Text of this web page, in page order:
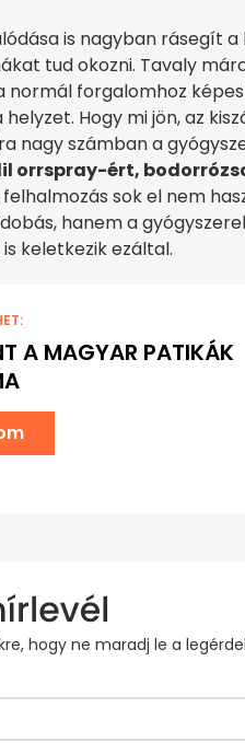
is nagyban rásegít a
tud okozni. Tavaly
normál forgalomhoz
Hogy mi jön, az
nagy számban a
orrspray-ért,
sok el nem
hanem a
keletkezik ezáltal.
A MAGYAR PATIKÁK
hogy ne maradj le a